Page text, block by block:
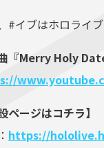
#イブはホロライ
曲『Merry Holy
ページはコチラ】
https://